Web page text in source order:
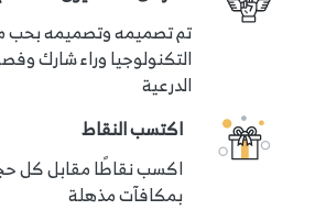
تم تصميمه وتصميمه بحب
التكنولوجيا وراء شارك
الدرعية
اكتسب النقاط
اكسب نقاطًا مقابل كل
بمكافآت مذهلة